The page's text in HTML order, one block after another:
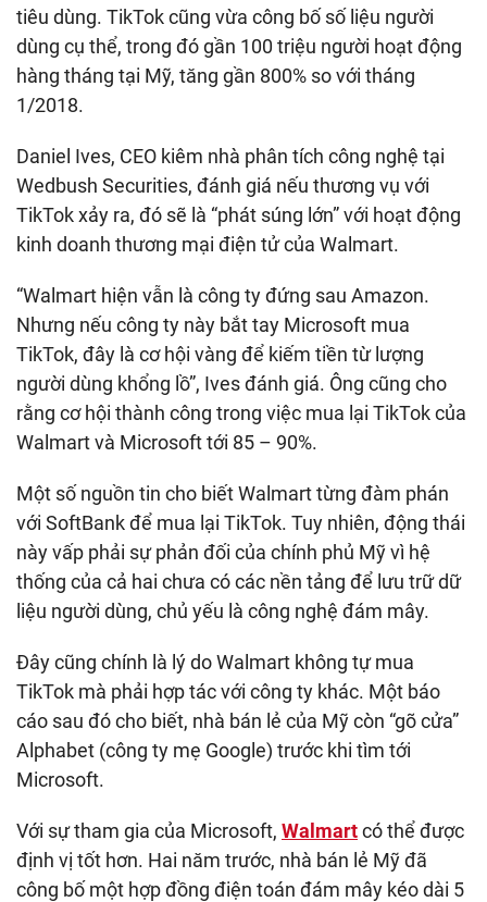
tiêu dùng. TikTok cũng vừa công bố số liệu người
dùng cụ thể, trong đó gần 100 triệu người hoạt động
hàng tháng tại Mỹ, tăng gần 800% so với tháng
1/2018.
Daniel Ives, CEO kiêm nhà phân tích công nghệ tại
Wedbush Securities, đánh giá nếu thương vụ với
TikTok xảy ra, đó sẽ là “phát súng lớn” với hoạt động
kinh doanh thương mại điện tử của Walmart.
“Walmart hiện vẫn là công ty đứng sau Amazon.
Nhưng nếu công ty này bắt tay Microsoft mua
TikTok, đây là cơ hội vàng để kiếm tiền từ lượng
người dùng khổng lồ”, Ives đánh giá. Ông cũng cho
rằng cơ hội thành công trong việc mua lại TikTok của
Walmart và Microsoft tới 85 – 90%.
Một số nguồn tin cho biết Walmart từng đàm phán
với SoftBank để mua lại TikTok. Tuy nhiên, động thái
này vấp phải sự phản đối của chính phủ Mỹ vì hệ
thống của cả hai chưa có các nền tảng để lưu trữ dữ
liệu người dùng, chủ yếu là công nghệ đám mây.
Đây cũng chính là lý do Walmart không tự mua
TikTok mà phải hợp tác với công ty khác. Một báo
cáo sau đó cho biết, nhà bán lẻ của Mỹ còn “gõ cửa”
Alphabet (công ty mẹ Google) trước khi tìm tới
Microsoft.
Với sự tham gia của Microsoft, Walmartcó thể được
định vị tốt hơn. Hai năm trước, nhà bán lẻ Mỹ đã
công bố một hợp đồng điện toán đám mây kéo dài 5